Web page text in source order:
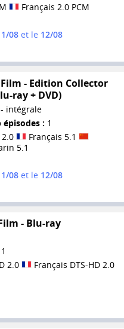
Français 2.0 PCM
08et le 12/08
- Edition Collector
ray + DVD)
intégrale
épisodes : 1
Français 5.1
5.1
08et le 12/08
- Blu-ray
1
2.0
Français DTS-HD 2.0